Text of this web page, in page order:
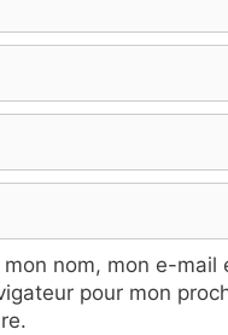
mon nom, mon e-mail
pour mon